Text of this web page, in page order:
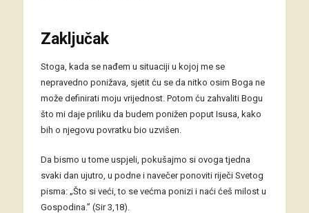
Zaključak
Stoga, kada se nađem u situaciji u kojoj me se
nepravedno ponižava, sjetit ću se da nitko osim Boga ne
može definirati moju vrijednost. Potom ću zahvaliti Bogu
što mi daje priliku da budem ponižen poput Isusa, kako
bih o njegovu povratku bio uzvišen.
Da bismo u tome uspjeli, pokušajmo si ovoga tjedna
svaki dan ujutro, u podne i navečer ponoviti riječi Svetog
pisma: „Što si veći, to se većma ponizi i naći ćeš milost u
Gospodina.” (Sir 3,18).